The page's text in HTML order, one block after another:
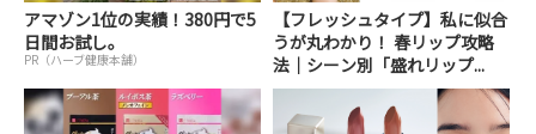
アマゾン1位の実績！380円で5
日間お試し。
PR（ハーブ健康本舗）
【フレッシュタイプ】私に似合
うが丸わかり！ 春リップ攻略
法｜シーン別「盛れリップ...